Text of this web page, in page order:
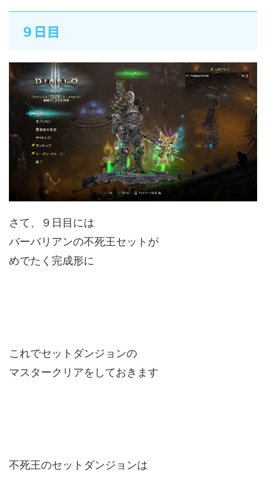
９日目
さて、９日目には
バーバリアンの不死王セットが
めでたく完成形に
これでセットダンジョンの
マスタークリアをしておきます
不死王のセットダンジョンは